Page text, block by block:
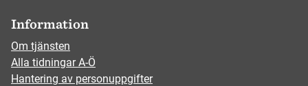
Information
Om tjänsten
Alla tidningar A-Ö
Hantering av personuppgifter